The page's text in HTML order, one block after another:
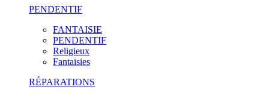
PENDENTIF
FANTAISIE
PENDENTIF
Religieux
Fantaisies
RÉPARATIONS